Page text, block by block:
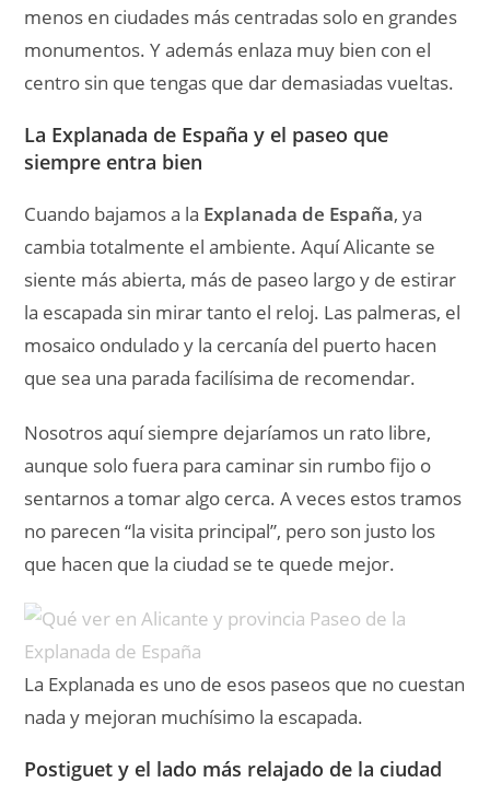
menos en ciudades más centradas solo en grandes
monumentos. Y además enlaza muy bien con el
centro sin que tengas que dar demasiadas vueltas.
La Explanada de España y el paseo que
siempre entra bien
Cuando bajamos a la Explanada de España, ya
cambia totalmente el ambiente. Aquí Alicante se
siente más abierta, más de paseo largo y de estirar
la escapada sin mirar tanto el reloj. Las palmeras, el
mosaico ondulado y la cercanía del puerto hacen
que sea una parada facilísima de recomendar.
Nosotros aquí siempre dejaríamos un rato libre,
aunque solo fuera para caminar sin rumbo fijo o
sentarnos a tomar algo cerca. A veces estos tramos
no parecen “la visita principal”, pero son justo los
que hacen que la ciudad se te quede mejor.
La Explanada es uno de esos paseos que no cuestan
nada y mejoran muchísimo la escapada.
Postiguet y el lado más relajado de la ciudad